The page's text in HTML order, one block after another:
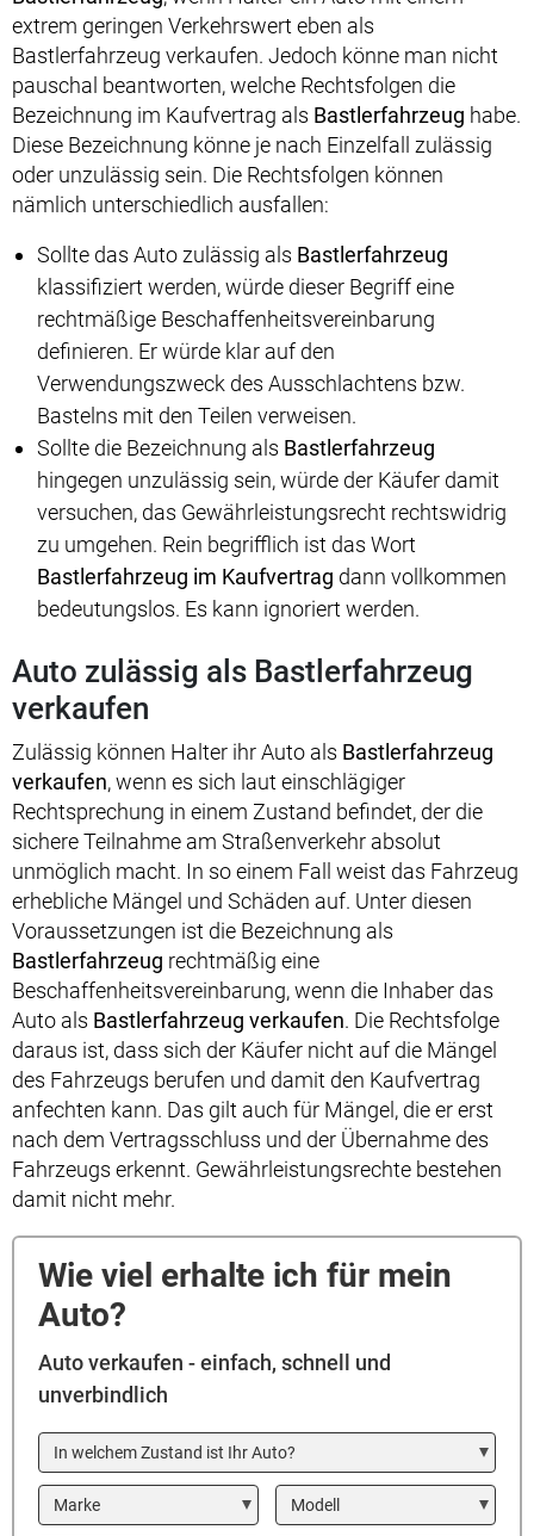
extrem geringen Verkehrswert eben als
Bastlerfahrzeug verkaufen. Jedoch könne man nicht
pauschal beantworten, welche Rechtsfolgen die
Bezeichnung im Kaufvertrag als Bastlerfahrzeug habe.
Diese Bezeichnung könne je nach Einzelfall zulässig
oder unzulässig sein. Die Rechtsfolgen können
nämlich unterschiedlich ausfallen:
Sollte das Auto zulässig als Bastlerfahrzeug
klassifiziert werden, würde dieser Begriff eine
rechtmäßige Beschaffenheitsvereinbarung
definieren. Er würde klar auf den
Verwendungszweck des Ausschlachtens bzw.
Bastelns mit den Teilen verweisen.
Sollte die Bezeichnung als Bastlerfahrzeug
hingegen unzulässig sein, würde der Käufer damit
versuchen, das Gewährleistungsrecht rechtswidrig
zu umgehen. Rein begrifflich ist das Wort
Bastlerfahrzeug im Kaufvertrag dann vollkommen
bedeutungslos. Es kann ignoriert werden.
Auto zulässig als Bastlerfahrzeug
verkaufen
Zulässig können Halter ihr Auto als Bastlerfahrzeug
verkaufen, wenn es sich laut einschlägiger
Rechtsprechung in einem Zustand befindet, der die
sichere Teilnahme am Straßenverkehr absolut
unmöglich macht. In so einem Fall weist das Fahrzeug
erhebliche Mängel und Schäden auf. Unter diesen
Voraussetzungen ist die Bezeichnung als
Bastlerfahrzeug rechtmäßig eine
Beschaffenheitsvereinbarung, wenn die Inhaber das
Auto als Bastlerfahrzeug verkaufen. Die Rechtsfolge
daraus ist, dass sich der Käufer nicht auf die Mängel
des Fahrzeugs berufen und damit den Kaufvertrag
anfechten kann. Das gilt auch für Mängel, die er erst
nach dem Vertragsschluss und der Übernahme des
Fahrzeugs erkennt. Gewährleistungsrechte bestehen
damit nicht mehr.
Wie viel erhalte ich für mein
Auto?
Auto verkaufen - einfach, schnell und
unverbindlich
In welchem Zustand ist Ihr Auto?
Marke Modell